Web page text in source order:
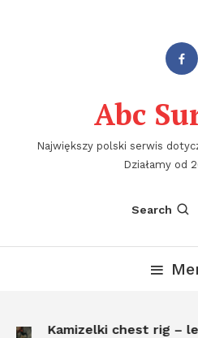
Abc
Największy polski serwis
Działamy od
Search
Kamizelki chest rig –